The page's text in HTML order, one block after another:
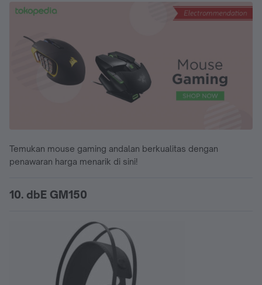
Temukan mouse gaming andalan berkualitas dengan
penawaran harga menarik di sini!
10. dbE GM150